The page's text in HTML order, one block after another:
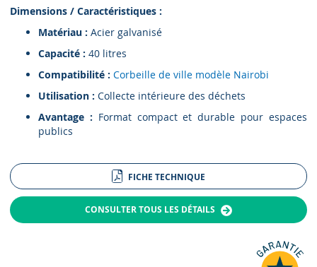
Dimensions / Caractéristiques :
Matériau : Acier galvanisé
Capacité : 40 litres
Compatibilité : Corbeille de ville modèle Nairobi
Utilisation : Collecte intérieure des déchets
Avantage : Format compact et durable pour espaces
publics
FICHE TECHNIQUE
CONSULTER TOUS LES DÉTAILS